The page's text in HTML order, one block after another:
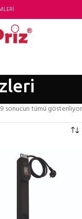
9 sonucun tümü gösteriliyor